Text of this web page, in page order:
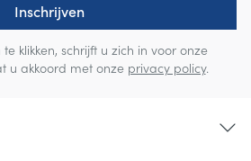
Inschrijven
klikken, schrijft u zich in voor onze
u akkoord met onze privacy policy.